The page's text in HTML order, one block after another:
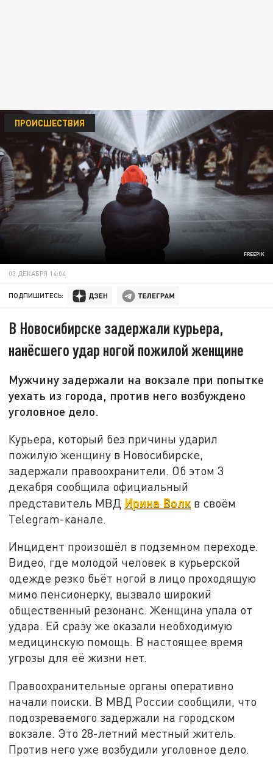
FREEPIK
ПРОИСШЕСТВИЯ
03 ДЕКАБРЯ 14:04
ПОДПИШИТЕСЬ:
В Новосибирске задержали курьера,
нанёсшего удар ногой пожилой женщине
Мужчину задержали на вокзале при попытке
уехать из города, против него возбуждено
уголовное дело.
Курьера, который без причины ударил
пожилую женщину в Новосибирске,
задержали правоохранители. Об этом 3
декабря сообщила официальный
представитель МВД Ирина Волк в своём
Telegram-канале.
Инцидент произошёл в подземном переходе.
Видео, где молодой человек в курьерской
одежде резко бьёт ногой в лицо проходящую
мимо пенсионерку, вызвало широкий
общественный резонанс. Женщина упала от
удара. Ей сразу же оказали необходимую
медицинскую помощь. В настоящее время
угрозы для её жизни нет.
Правоохранительные органы оперативно
начали поиски. В МВД России сообщили, что
подозреваемого задержали на городском
вокзале. Это 28-летний местный житель.
Против него уже возбудили уголовное дело.